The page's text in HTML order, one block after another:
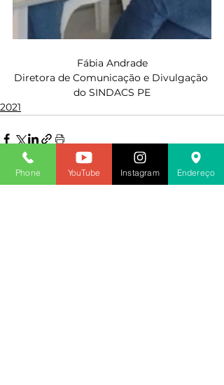
Fábia Andrade
Diretora de Comunicação e Divulgação
do SINDACS PE
2021
Phone YouTube Instagram Endereço